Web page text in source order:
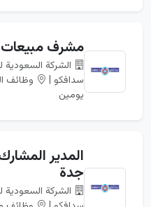
مشرف مبيعات
الشركة السعودية
سدافكو |
وظائف
يومين
المدير
جدة
الشركة السعودية